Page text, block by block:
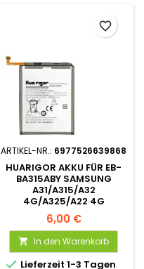
ARTIKEL-NR.: 6977526639868
HUARIGOR AKKU FÜR EB-
BA315ABY SAMSUNG
A31/A315/A32
4G/A325/A22 4G
4860MAH
6,00 €
 In den Warenkorb
 Lieferzeit 1-3 Tagen
favorite_border